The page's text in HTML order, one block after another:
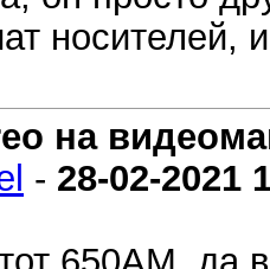
носителей,
на
- 28-02-2021